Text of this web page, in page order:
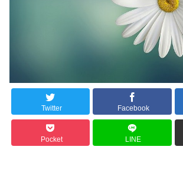
Twitter Facebook
Pocket LINE